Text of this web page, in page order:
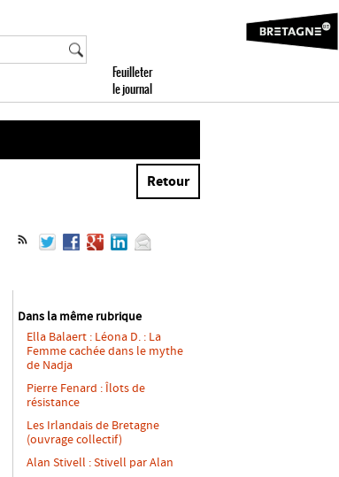
Retour
Dans la même rubrique
Ella Balaert : Léona D. : La
Femme cachée dans le mythe
de Nadja
Pierre Fenard : Îlots de
résistance
Les Irlandais de Bretagne
(ouvrage collectif)
Alan Stivell : Stivell par Alan